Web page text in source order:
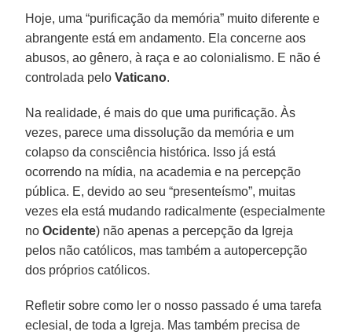
Hoje, uma “purificação da memória” muito diferente e
abrangente está em andamento. Ela concerne aos
abusos, ao gênero, à raça e ao colonialismo. E não é
controlada peloVaticano.
Na realidade, é mais do que uma purificação. Às
vezes, parece uma dissolução da memória e um
colapso da consciência histórica. Isso já está
ocorrendo na mídia, na academia e na percepção
pública. E, devido ao seu “presenteísmo”, muitas
vezes ela está mudando radicalmente (especialmente
noOcidente) não apenas a percepção da Igreja
pelos não católicos, mas também a autopercepção
dos próprios católicos.
Refletir sobre como ler o nosso passado é uma tarefa
eclesial, de toda a Igreja. Mas também precisa de